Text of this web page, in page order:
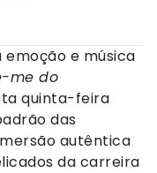
emoção e música
me do
quinta-feira
das
autêntica
da carreira